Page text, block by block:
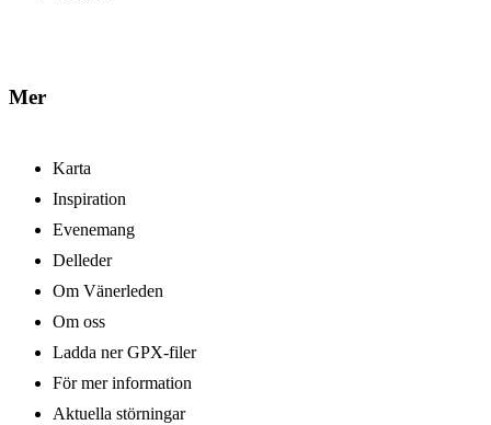
Mer
Karta
Inspiration
Evenemang
Delleder
Om Vänerleden
Om oss
Ladda ner GPX-filer
För mer information
Aktuella störningar